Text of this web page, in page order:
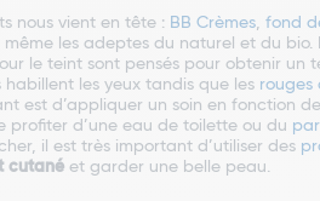
nous vient en tête : BB Crèmes fond
les adeptes du naturel et du
le teint sont pensés pour obtenir un
les yeux tandis que les rouges
est d’appliquer un soin en fonction
profiter d’une eau de toilette ou du
il est très important d’utiliser des
cutané et garder une belle peau.